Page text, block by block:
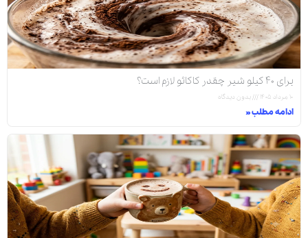
برای ۴۰ کیلو شیر چقدر کاکائو لازم است؟
۱۰ مرداد ۱۴۰۵ بدون دیدگاه
ادامه مطلب »